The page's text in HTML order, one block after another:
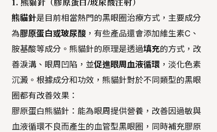
熊貓針是目前相當熱門的黑眼圈治療方式，主要成分
為膠原蛋白或玻尿酸，有些產品還會添加維生素C、
胺基酸等成分。熊貓針的原理是透過填充的方式，改
善淚溝、眼周凹陷，並促進眼周血液循環 ，淡化色素
沉澱。根據成分和功效，熊貓針對於不同類型的黑眼
圈都有改善效果：
膠原蛋白熊貓針：能為眼周提供營養，改善因過敏與
血液循環不良而產生的血管型黑眼圈，同時補充膠原